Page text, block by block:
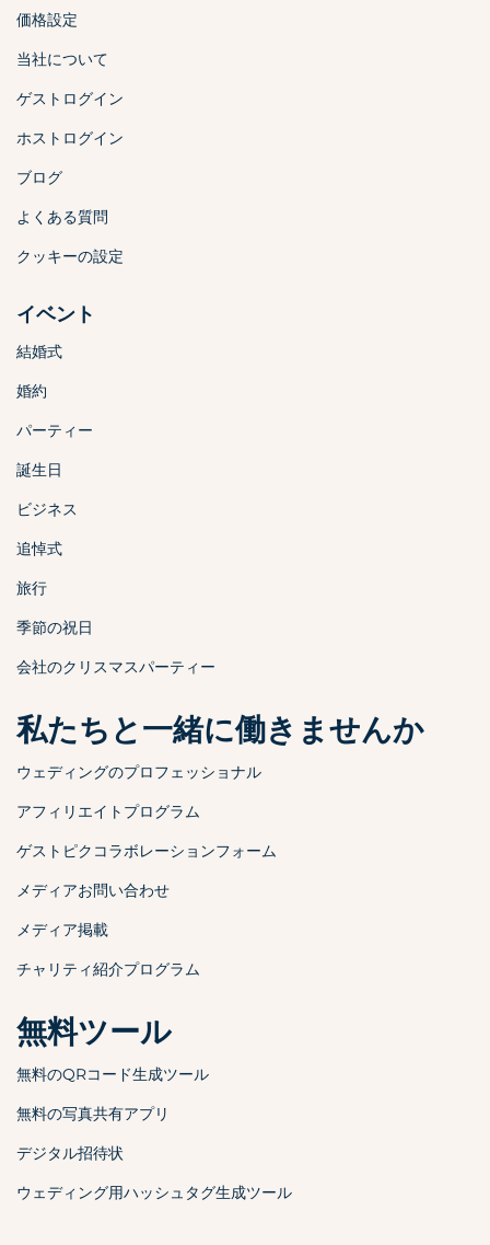
価格設定
当社について
ゲストログイン
ホストログイン
ブログ
よくある質問
クッキーの設定
イベント
結婚式
婚約
パーティー
誕生日
ビジネス
追悼式
旅行
季節の祝日
会社のクリスマスパーティー
私たちと一緒に働きませんか
ウェディングのプロフェッショナル
アフィリエイトプログラム
ゲストピクコラボレーションフォーム
メディアお問い合わせ
メディア掲載
チャリティ紹介プログラム
無料ツール
無料のQRコード生成ツール
無料の写真共有アプリ
デジタル招待状
ウェディング用ハッシュタグ生成ツール